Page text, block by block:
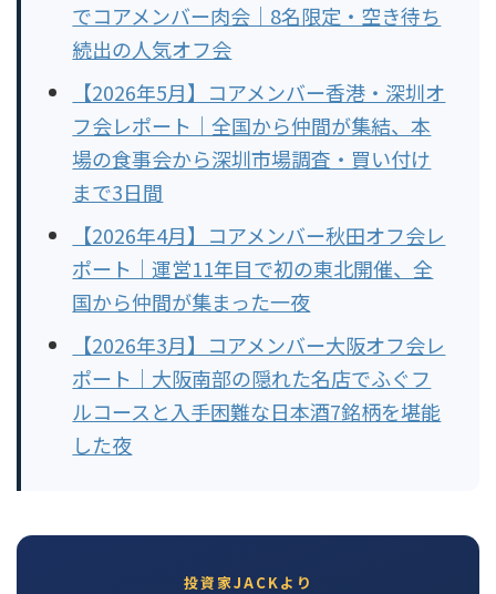
でコアメンバー肉会｜8名限定・空き待ち
続出の人気オフ会
【2026年5月】コアメンバー香港・深圳オ
フ会レポート｜全国から仲間が集結、本
場の食事会から深圳市場調査・買い付け
まで3日間
【2026年4月】コアメンバー秋田オフ会レ
ポート｜運営11年目で初の東北開催、全
国から仲間が集まった一夜
【2026年3月】コアメンバー大阪オフ会レ
ポート｜大阪南部の隠れた名店でふぐフ
ルコースと入手困難な日本酒7銘柄を堪能
した夜
投資家JACKより